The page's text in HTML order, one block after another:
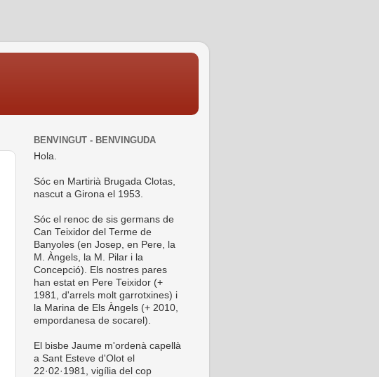
BENVINGUT - BENVINGUDA
Hola.
Sóc en Martirià Brugada Clotas,
nascut a Girona el 1953.
Sóc el renoc de sis germans de
Can Teixidor del Terme de
Banyoles (en Josep, en Pere, la
M. Àngels, la M. Pilar i la
Concepció). Els nostres pares
han estat en Pere Teixidor (+
1981, d'arrels molt garrotxines) i
la Marina de Els Àngels (+ 2010,
empordanesa de socarel).
El bisbe Jaume m'ordenà capellà
a Sant Esteve d'Olot el
22·02·1981, vigília del cop